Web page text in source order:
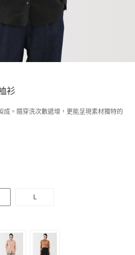
衫
成。隨穿洗次數遞增，更能呈現素材獨特的
L